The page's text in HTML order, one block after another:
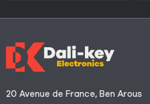
20 Avenue de France, Ben Arous